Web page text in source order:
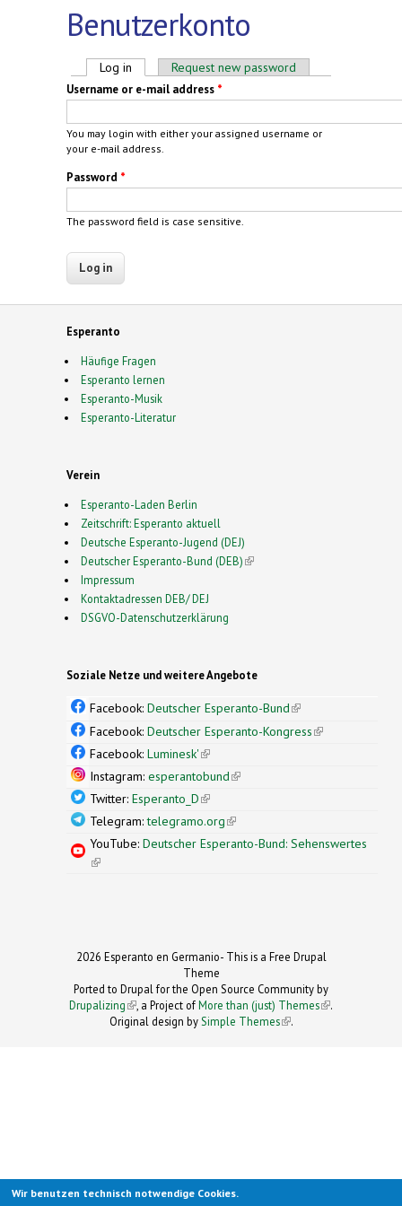
Benutzerkonto
Primary tabs
Log in (active tab)Request new password
Username or e-mail address *
You may login with either your assigned username or
your e-mail address.
Password *
The password field is case sensitive.
Esperanto
Häufige Fragen
Esperanto lernen
Esperanto-Musik
Esperanto-Literatur
Verein
Esperanto-Laden Berlin
Zeitschrift: Esperanto aktuell
Deutsche Esperanto-Jugend (DEJ)
Deutscher Esperanto-Bund (DEB)(link is external)
Impressum
Kontaktadressen DEB/ DEJ
DSGVO-Datenschutzerklärung
Soziale Netze und weitere Angebote
Facebook: Deutscher Esperanto-Bund(link is
external)
Facebook: Deutscher Esperanto-Kongress(link is
Facebook: Luminesk'(link is external)
Instagram: esperantobund(link is external)
Twitter: Esperanto_D(link is external)
Telegram:telegramo.org(link is external)
YouTube: Deutscher Esperanto-Bund: Sehenswertes
(link is external)
2026 Esperanto en Germanio- This is a Free Drupal
Theme
Ported to Drupal for the Open Source Community by
Drupalizing(link is external)
, a Project ofMore than (just) Themes (link is
.
Original design by Simple Themes
(link is
.
Wir benutzen technisch notwendige Cookies.